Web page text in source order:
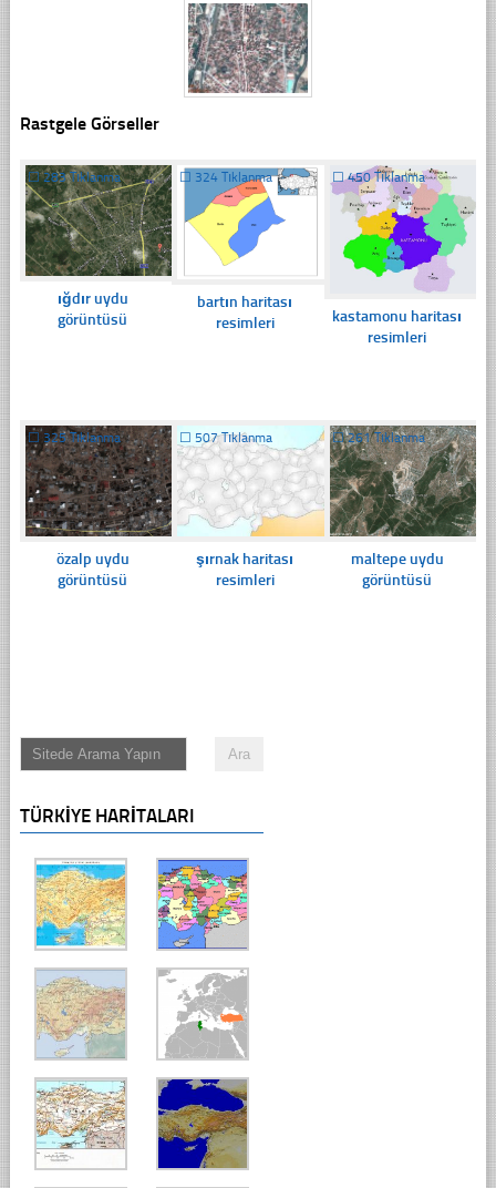
Rastgele Görseller
☐283 Tıklanma
ığdır uydu
görüntüsü
☐ 324 Tıklanma
bartın haritası
resimleri
☐450 Tıklanma
kastamonu haritası
resimleri
☐ 325 Tıklanma
özalp uydu
görüntüsü
☐507 Tıklanma
şırnak haritası
resimleri
☐261 Tıklanma
maltepe uydu
görüntüsü
TÜRKIYE HARITALARI